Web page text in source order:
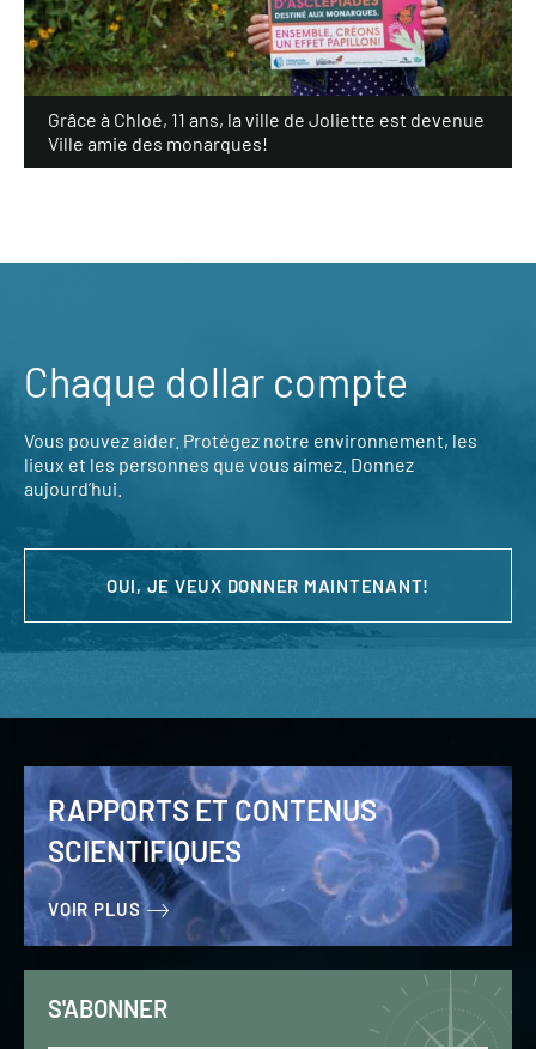
Grâce à Chloé, 11 ans, la ville de Joliette est devenue
Ville amie des monarques!
Chaque dollar compte
Vous pouvez aider. Protégez notre environnement, les
lieux et les personnes que vous aimez. Donnez
aujourd’hui.
OUI, JE VEUX DONNER MAINTENANT!
RAPPORTS ET CONTENUS
SCIENTIFIQUES
VOIR PLUS
S'ABONNER